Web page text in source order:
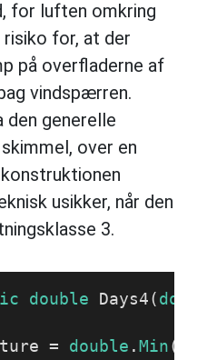
for luften omkring
for, at der
på overfladerne af
vindspærren.
den generelle
over en
usikker, når den
3.
double Days4 (
=
double . Min